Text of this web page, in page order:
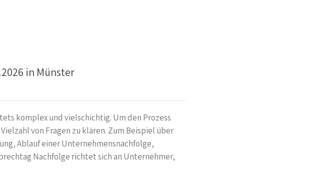
in Münster
komplex und vielschichtig. Um den Prozess
von Fragen zu klären. Zum Beispiel über
Ablauf einer Unternehmensnachfolge,
Nachfolge richtet sich an Unternehmer,